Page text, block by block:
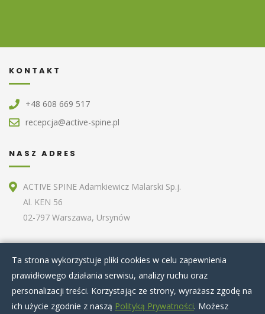
KONTAKT
+48 608 669 517
recepcja@active-spine.pl
NASZ ADRES
ACTIVE SPINE Adamkiewicz Malarski Sp.j.
Al. KEN 56
02-797 Warszawa, Ursynów
O nas
Terapie specjalistyczne
Zabiegi kosmetyczne
Artykuły Nasz zespół
Ta strona wykorzystuje pliki cookies w celu zapewnienia
prawidłowego działania serwisu, analizy ruchu oraz
personalizacji treści. Korzystając ze strony, wyrażasz zgodę na
ich użycie zgodnie z naszą Polityką Prywatności. Możesz